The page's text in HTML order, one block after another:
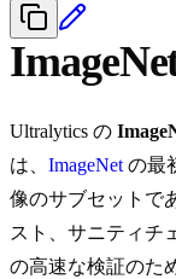
Ultralytics の
は、 ImageNet の最
像のサブセットで
スト、サニティチ
の高速な検証のた